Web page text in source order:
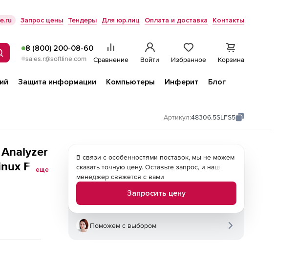
Запрос цены Тендеры Для юр.лиц Оплата и доставка Контакты
8 (800) 200-08-60
sales.r@softline.com Сравнение Войти Избранное Корзина
Защита информации Компьютеры Инферит
Блог
Артикул:48306.5SLFS5
Fileеще
В связи с особенностями поставок, мы не можем
сказать точную цену. Оставьте запрос, и наш
менеджер свяжется с вами
Запросить цену
Поможем с выбором